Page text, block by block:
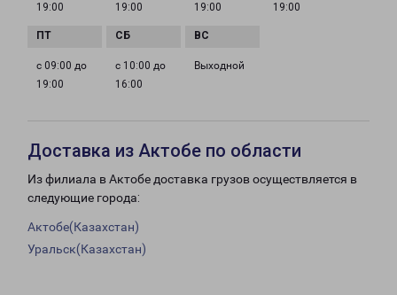
19:00
19:00
19:00
19:00
с 09:00 до
19:00
с 10:00 до
16:00
Выходной
Доставка из Актобе по области
Из филиала в Актобе доставка грузов осуществляется в
следующие города:
Актобе(Казахстан)
Уральск(Казахстан)